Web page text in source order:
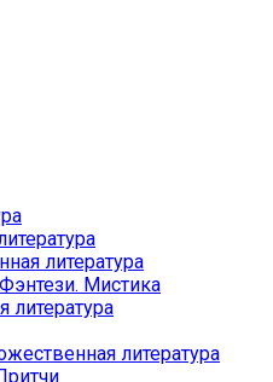
литература
Мистика
литература
литература